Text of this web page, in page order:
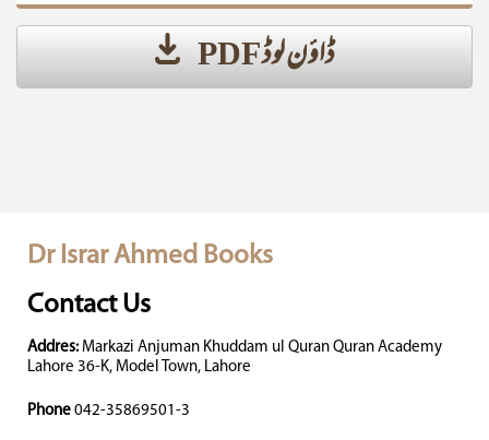
ڈاؤن لوڈ PDF
Dr Israr Ahmed Books
Contact Us
Addres: Markazi Anjuman Khuddam ul Quran Quran Academy
Lahore 36-K, Model Town, Lahore
Phone 042-35869501-3